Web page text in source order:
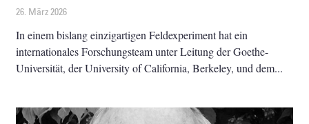
26. März 2026
In einem bislang einzigartigen Feldexperiment hat ein
internationales Forschungsteam unter Leitung der Goethe-
Universität, der University of California, Berkeley, und dem